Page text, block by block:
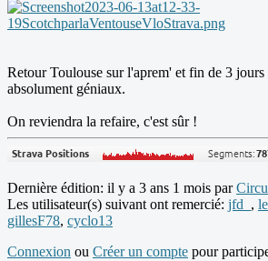
Retour Toulouse sur l'aprem' et fin de 3 jours
absolument géniaux.
On reviendra la refaire, c'est sûr !
Dernière édition: il y a 3 ans 1 mois par
Les utilisateur(s) suivant ont remercié: jfd_ ,
gillesF78, cyclo13
Connexion ou Créer un compte pour